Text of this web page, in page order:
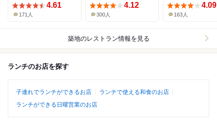
4.61
171人
4.12
300人
4.09
163人
築地のレストラン情報を見る
ランチのお店を探す
子連れでランチができるお店
ランチで使える和食のお店
ランチができる日曜営業のお店